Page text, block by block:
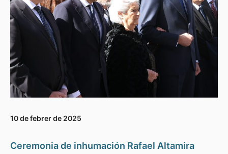
10 de febrer de 2025
Ceremonia de inhumación Rafael Altamira